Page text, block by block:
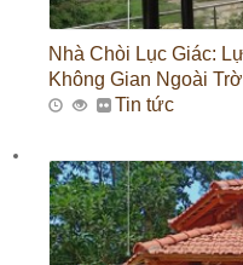
Nhà Chòi Lục Giác:
Không Gian Ngoài
Tin tức